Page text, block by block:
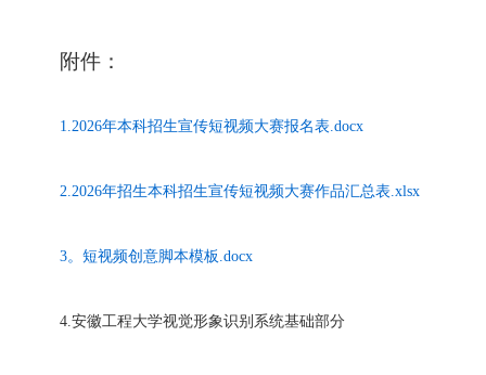
附件：
1.2026年本科招生宣传短视频大赛报名表.docx
2.2026年招生本科招生宣传短视频大赛作品汇总表.xlsx
3。短视频创意脚本模板.docx
4.安徽工程大学视觉形象识别系统基础部分